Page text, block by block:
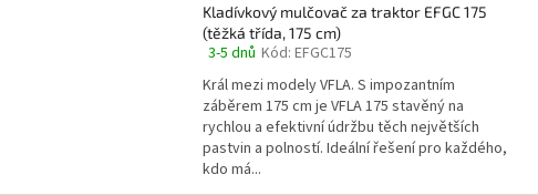
Kladívkový mulčovač za traktor EFGC 175
(těžká třída, 175 cm)
Průměrné
hodnocení
produktu
je
4,5
z
3-5 dnů Kód: EFGC175
Král mezi modely VFLA. S impozantním
záběrem 175 cm je VFLA 175 stavěný na
rychlou a efektivní údržbu těch největších
pastvin a polností. Ideální řešení pro každého,
kdo má...